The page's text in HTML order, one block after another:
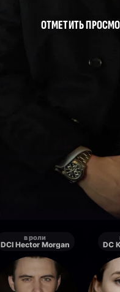
ОТМЕТИТЬ
в роли
DCI Hector Morgan DC